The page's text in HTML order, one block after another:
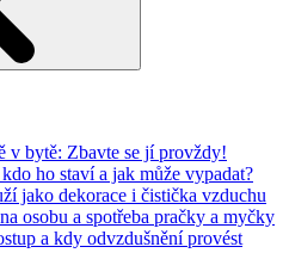
v bytě: Zbavte se jí provždy!
ho staví a jak může vypadat?
jako dekorace i čistička vzduchu
osobu a spotřeba pračky a myčky
a kdy odvzdušnění provést